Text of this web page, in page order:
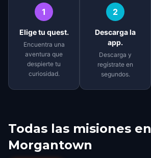
1
Elige tu quest.
Encuentra una
aventura que
despierte tu
curiosidad.
2
Descarga la
app.
Descarga y
regístrate en
segundos.
Todas las misiones en
Morgantown